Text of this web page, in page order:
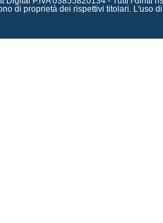
di proprietà dei rispettivi titolari. L'uso